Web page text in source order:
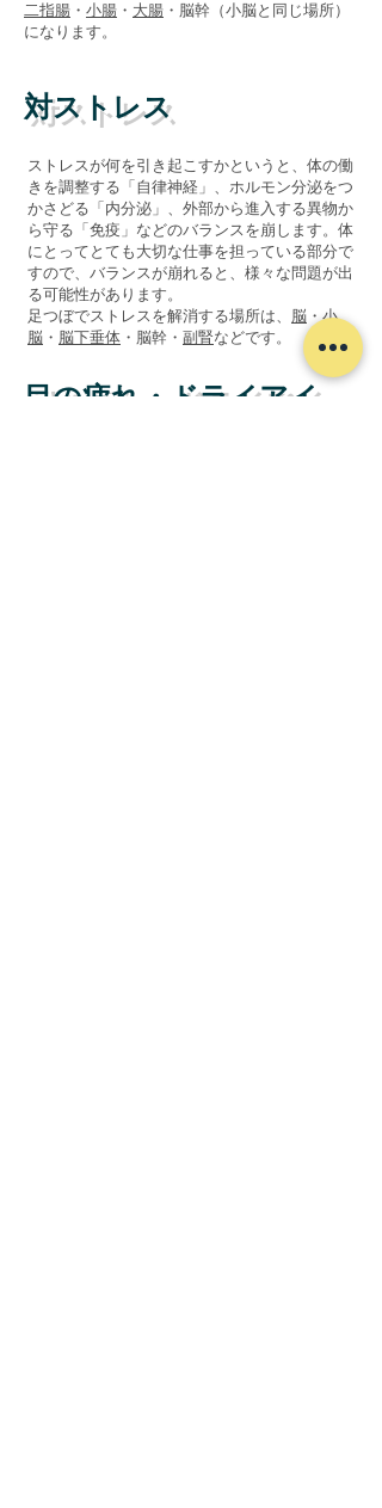
二指腸 ・ 小腸 ・ 大腸 ・脳幹（小脳と同じ場所）
になります。
対ストレス
ストレスが何を引き起こすかというと、体の働
きを調整する「自律神経」、 ホルモン分泌をつ
かさどる「内分泌」、 外部から進入する異物か
ら守る「免疫」などのバランスを崩します。体
にとってとても大切な仕事を担っている部分で
すので、バランスが崩れると、様々な問題が出
る可能性があります。
足つぼでストレスを解消する場所は、 脳 ・小
脳 ・ 脳下垂体 ・脳幹・ 副腎などです。
目の疲れ・ドライアイ